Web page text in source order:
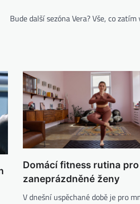
Bude další sezóna Vera? Vše, co zatím
Domácí fitness rutina pro
zaneprázdněné ženy
V dnešní uspěchané době je pro